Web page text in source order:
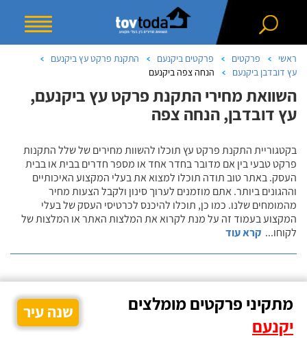
ראשי פרקטים פרקטים ביקנעם
התקנת פרקט עץ ביקנעם
עץ דובדבן ביקנעם
הנחה צפה ביקנעם
השוואת מחירי התקנת פרקט עץ ביקנעם,
עץ דובדבן, הנחה צפה
בקטגוריית התקנת פרקט עץ תוכלו להשוות מחירים של שלל התקנות
פרקט טבעי בין אם מדובר בחדר אחד או מספר חדרים בבית או בבית
העסק. באתר טוב תודה תוכלו למצוא את בעלי המקצוע האיכותיים
וההגונים ביותר. אתם מוזמנים לערוך סינון ולקבל הצעות מחיר
מהמומחים שלנו. כמו כן, תוכלו להיכנס לכרטיסי העסק של בעלי
המקצוע בעמוד זה על מנת לקרוא את המלצות האתר או המלצות של
לקוחו... קרא עוד
מתקיני פרקטים מומלצים
יקנעם
שנה עיר